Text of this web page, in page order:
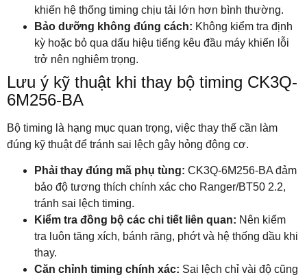
khiến hệ thống timing chịu tải lớn hơn bình thường.
Bảo dưỡng không đúng cách: Không kiểm tra định
kỳ hoặc bỏ qua dấu hiệu tiếng kêu đầu máy khiến lỗi
trở nên nghiêm trọng.
Lưu ý kỹ thuật khi thay bộ timing CK3Q-
6M256-BA
Bộ timing là hạng mục quan trọng, việc thay thế cần làm
đúng kỹ thuật để tránh sai lệch gây hỏng động cơ.
Phải thay đúng mã phụ tùng: CK3Q-6M256-BA đảm
bảo độ tương thích chính xác cho Ranger/BT50 2.2,
tránh sai lệch timing.
Kiểm tra đồng bộ các chi tiết liên quan: Nên kiểm
tra luôn tăng xích, bánh răng, phớt và hệ thống dầu khi
thay.
Căn chỉnh timing chính xác: Sai lệch chỉ vài độ cũng